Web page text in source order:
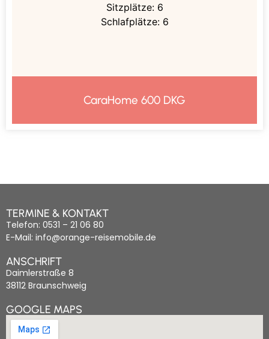
Sitzplätze: 6
Schlafplätze: 6
Gesamtbreite: 230 cm
Gesamthöhe: 320 cm
CaraHome 600 DKG
TERMINE & KONTAKT
Telefon: 0531 – 21 06 80
E-Mail: info@orange-reisemobile.de
ANSCHRIFT
Daimlerstraße 8
38112 Braunschweig
GOOGLE MAPS